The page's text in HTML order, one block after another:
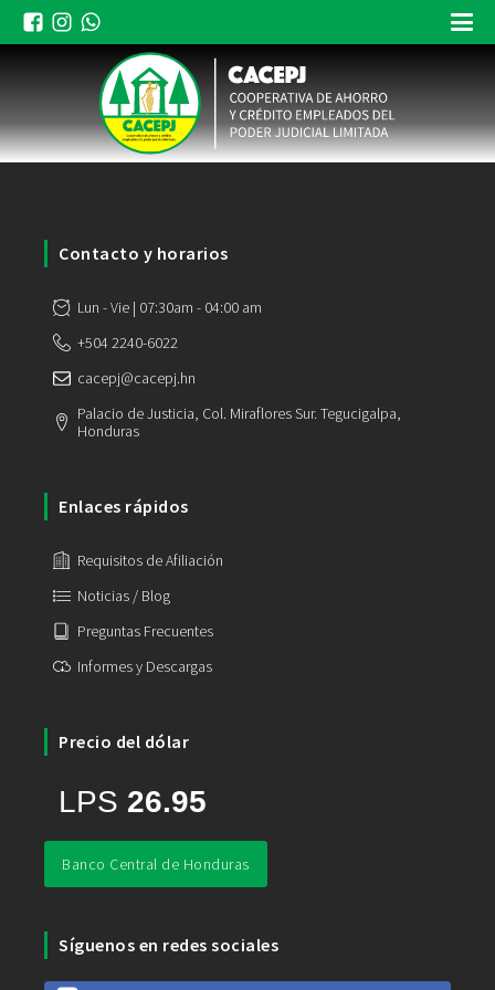
Contacto y horarios
Lun - Vie | 07:30am - 04:00 am
+504 2240-6022
cacepj@cacepj.hn
Palacio de Justicia, Col. Miraflores Sur. Tegucigalpa,
Honduras
Enlaces rápidos
Requisitos de Afiliación
Noticias / Blog
Preguntas Frecuentes
Informes y Descargas
Precio del dólar
Banco Central de Honduras
Síguenos en redes sociales